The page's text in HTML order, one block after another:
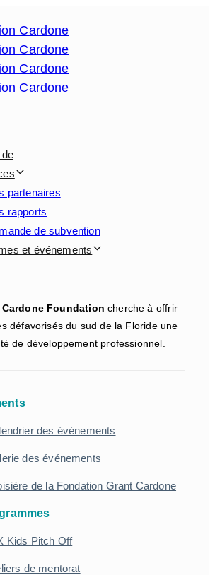
partenaires
rapports
de subvention
et événements
Cardone Foundation cherche à offrir
défavorisés du sud de la Floride une
de développement professionnel.
des événements
des événements
de la Fondation Grant Cardone
Kids Pitch Off
de mentorat